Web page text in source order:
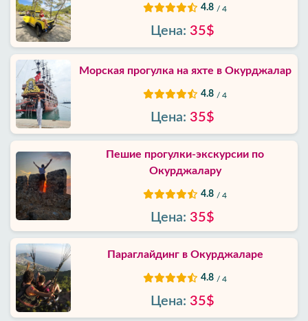
4.8 / 4
Цена: 35$
Морская прогулка на яхте в Окурджалар
4.8 / 4
Цена: 35$
Пешие прогулки-экскурсии по
Окурджалару
4.8 / 4
Цена: 35$
Параглайдинг в Окурджаларе
4.8 / 4
Цена: 35$